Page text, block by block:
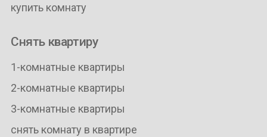
купить комнату
Снять квартиру
1-комнатные квартиры
2-комнатные квартиры
3-комнатные квартиры
снять комнату в квартире